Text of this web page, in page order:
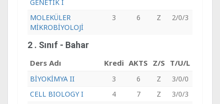
GENETİK I
MOLEKÜLER
MİKROBİYOLOJİ
3 6 Z 2/0/3
2 . Sınıf - Bahar
Ders Adı Kredi AKTS Z/S T/U/L
BİYOKİMYA II 3 6 Z
3/0/0
CELL BIOLOGY I
4 7 Z
3/0/3